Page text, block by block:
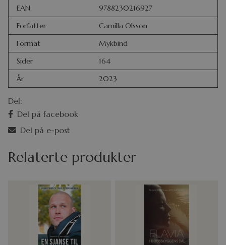
Del:
Del på facebook
Del på e-post
EAN
9788230216927
Forfatter
Camilla Olsson
Format
Mykbind
Sider
164
År
2023
Relaterte produkter